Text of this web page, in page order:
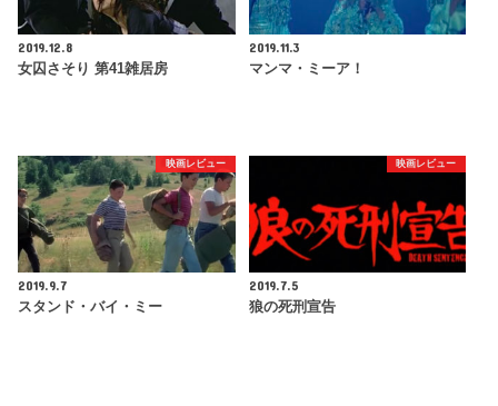
2019.12.8
女囚さそり 第41雑居房
2019.11.3
マンマ・ミーア！
映画レビュー
2019.9.7
スタンド・バイ・ミー
映画レビュー
2019.7.5
狼の死刑宣告